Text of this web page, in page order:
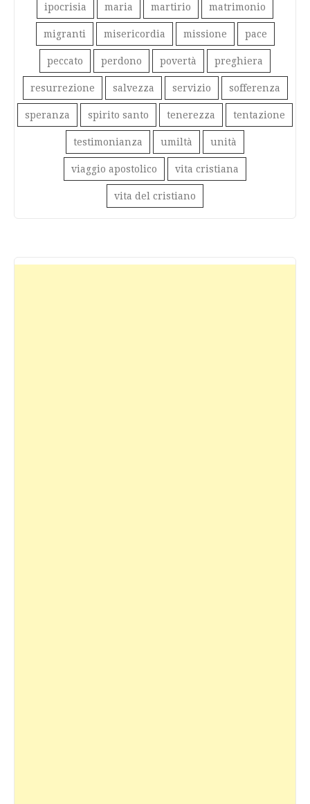
ipocrisia maria martirio matrimonio
migranti misericordia missione pace
peccato perdono povertà preghiera
resurrezione salvezza servizio sofferenza
speranza spirito santo tenerezza tentazione
testimonianza umiltà unità
viaggio apostolico vita cristiana
vita del cristiano